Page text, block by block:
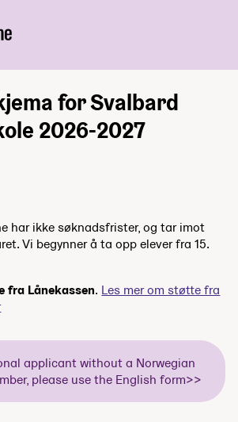
for Svalbard
2026-2027
har ikke søknadsfrister, og tar imot
Vi begynner å ta opp elever fra 15.
fra Lånekassen. Les mer om støtte fra
applicant without a Norwegian
please use the English form>>